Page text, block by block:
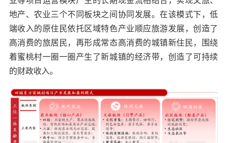
地产、农业三个不同板块之间协同发展。在该模式下，低
端收入的原住民依托区域特色产业顺应旅游发展，创造了
高消费的旅居民，再形成常态高消费的城镇新住民，围绕
着蜜桃村一圈一圈产生了新城镇的经济带，创造了可持续
的财政收入。